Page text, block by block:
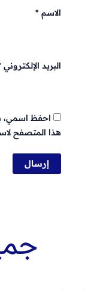
الاسم *
البريد الإلكتروني
احفظ اسمي،
هذا المتصفح